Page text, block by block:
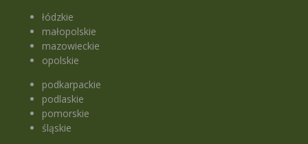
łódzkie
małopolskie
mazowieckie
opolskie
podkarpackie
podlaskie
pomorskie
śląskie